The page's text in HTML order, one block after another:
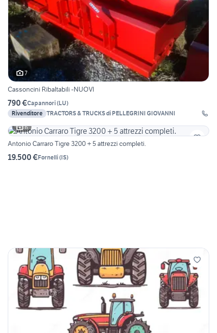
7
Cassoncini Ribaltabili -NUOVI
790 €Capannori(LU)
Rivenditore
TRACTORS & TRUCKS di PELLEGRINI GIOVANNI
6
Antonio Carraro Tigre 3200 + 5 attrezzi completi.
19.500 €Fornelli(IS)